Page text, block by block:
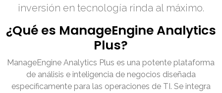
inversión en tecnología rinda al máximo.
¿Qué es ManageEngine Analytics
Plus?
ManageEngine Analytics Plus es una potente plataforma
de análisis e inteligencia de negocios diseñada
específicamente para las operaciones de TI. Se integra